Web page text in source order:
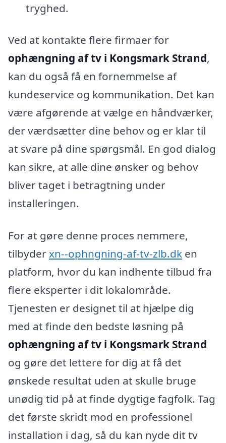
tryghed.
Ved at kontakte flere firmaer for
ophængning af tv i Kongsmark Strand,
kan du også få en fornemmelse af
kundeservice og kommunikation. Det kan
være afgørende at vælge en håndværker,
der værdsætter dine behov og er klar til
at svare på dine spørgsmål. En god dialog
kan sikre, at alle dine ønsker og behov
bliver taget i betragtning under
installeringen.
For at gøre denne proces nemmere,
tilbyderxn--ophngning-af-tv-zlb.dk en
platform, hvor du kan indhente tilbud fra
flere eksperter i dit lokalområde.
Tjenesten er designet til at hjælpe dig
med at finde den bedste løsning på
ophængning af tv i Kongsmark Strand
og gøre det lettere for dig at få det
ønskede resultat uden at skulle bruge
unødig tid på at finde dygtige fagfolk. Tag
det første skridt mod en professionel
installation i dag, så du kan nyde dit tv